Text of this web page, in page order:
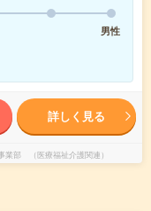
男性
詳しく見る
部 （医療福祉介護関連）